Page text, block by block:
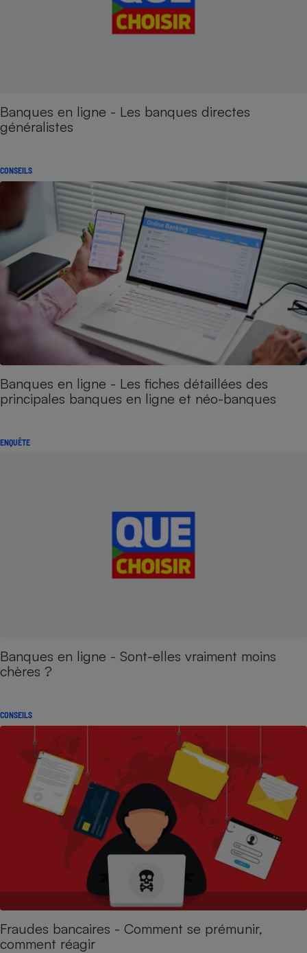
Banques en ligne - Les banques directes
généralistes
CONSEILS
Banques en ligne - Les fiches détaillées des
principales banques en ligne et néo-banques
ENQUÊTE
Banques en ligne - Sont-elles vraiment moins
chères ?
CONSEILS
Fraudes bancaires - Comment se prémunir,
comment réagir